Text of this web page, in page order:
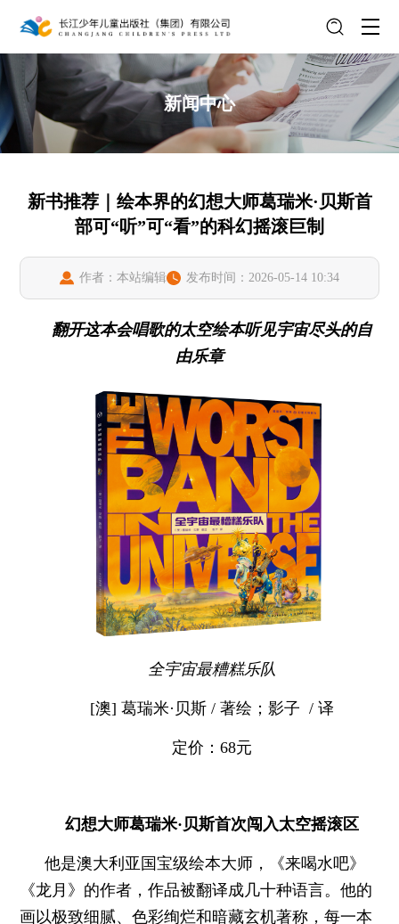
新闻中心
新书推荐｜绘本界的幻想大师葛瑞米·贝斯首
部可“听”可“看”的科幻摇滚巨制
作者：本站编辑 发布时间：2026-05-14 10:34
翻开这本会唱歌的太空绘本听见宇宙尽头的自
由乐章
全宇宙最糟糕乐队
[澳] 葛瑞米·贝斯 / 著绘；影子 / 译
定价：68元
幻想大师葛瑞米·贝斯首次闯入太空摇滚区
他是澳大利亚国宝级绘本大师，《来喝水吧》
《龙月》的作者，作品被翻译成几十种语言。他的
画以极致细腻、色彩绚烂和暗藏玄机著称，每一本